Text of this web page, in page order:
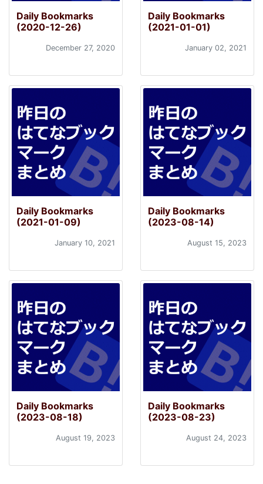
Daily Bookmarks
(2020-12-26)
December 27, 2020
Daily Bookmarks
(2021-01-01)
January 02, 2021
Daily Bookmarks
(2021-01-09)
January 10, 2021
Daily Bookmarks
(2023-08-14)
August 15, 2023
Daily Bookmarks
(2023-08-18)
August 19, 2023
Daily Bookmarks
(2023-08-23)
August 24, 2023